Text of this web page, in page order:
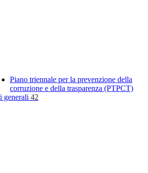
Piano triennale per la prevenzione della
corruzione e della trasparenza (PTPCT)
generali 42